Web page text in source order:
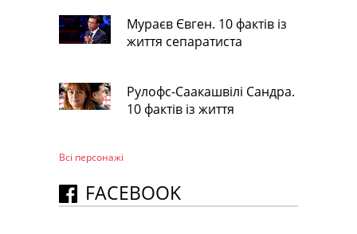
Мураєв Євген. 10 фактів із
життя сепаратиста
Рулофс-Саакашвілі Сандра.
10 фактів із життя
Всі персонажi
FACEBOOK